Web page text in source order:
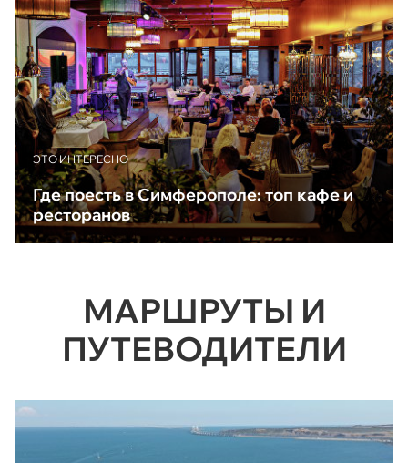
ЭТО ИНТЕРЕСНО
Где поесть в Симферополе: топ кафе и
ресторанов
МАРШРУТЫ И
ПУТЕВОДИТЕЛИ